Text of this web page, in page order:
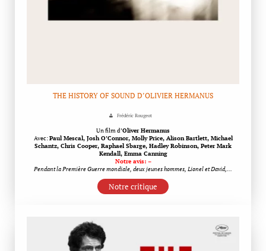
THE HISTORY OF SOUND D’OLIVIER HERMANUS
Frédéric Rougeot
Un film d’Oliver Hermanus
Avec:Paul Mescal, Josh O’Connor, Molly Price, Alison Bartlett, Michael
Schantz, Chris Cooper, Raphael Sbarge, Hadley Robinson, Peter Mark
Kendall, Emma Canning
Notre avis: –
Pendant la Première Guerre mondiale, deux jeunes hommes, Lionel et David,…
Notre critique